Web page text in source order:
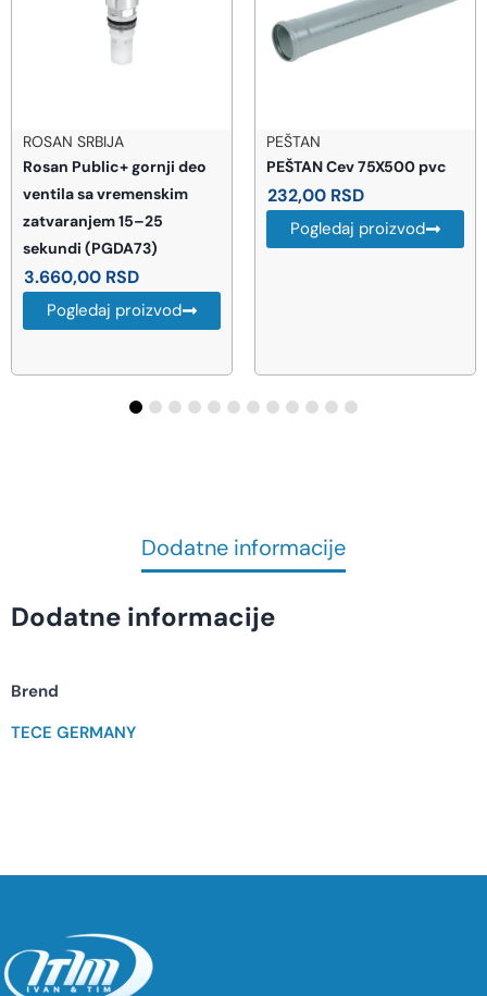
ROSAN SRBIJA
Rosan Public+ gornji deo
ventila sa vremenskim
zatvaranjem 15–25
sekundi (PGDA73)
3.660,00 RSD
Pogledaj proizvod
PEŠTAN
PEŠTAN Cev 75X500 pvc
232,00 RSD
Pogledaj proizvod
Dodatne informacije
Dodatne informacije
Brend
TECE GERMANY